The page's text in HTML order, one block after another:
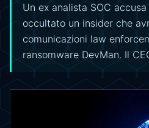
Un ex analista SOC
occultato un insider che
comunicazioni law
ransomware DevMan. Il